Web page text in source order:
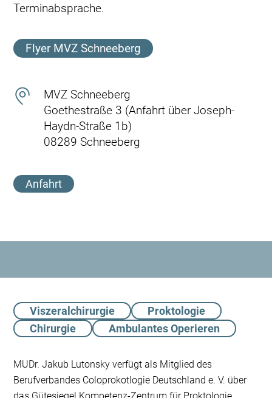
Terminabsprache.
Flyer MVZ Schneeberg
MVZ Schneeberg
Goethestraße 3 (Anfahrt über Joseph-
Haydn-Straße 1b)
08289 Schneeberg
Anfahrt
Viszeralchirurgie
Proktologie
Chirurgie
Ambulantes Operieren
MUDr. Jakub Lutonsky verfügt als Mitglied des
Berufverbandes Coloprokotlogie Deutschland e. V. über
das Gütesiegel Kompetenz-Zentrum für Proktologie.